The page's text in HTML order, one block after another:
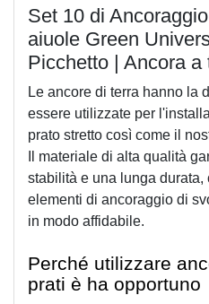
Set 10 di
aiuole Green
Picchetto | Ancora a
Le ancore di terra hanno la
essere utilizzate per
prato stretto così come il
Il materiale di alta qualità
stabilità e una lunga
elementi di ancoraggio di
in modo affidabile.
Perché utilizzare
prati è ha opportuno